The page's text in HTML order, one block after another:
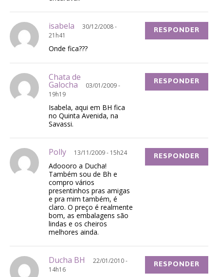
isabela
30/12/2008 -
21h41
Onde fica???
RESPONDER
Chata de
Galocha
03/01/2009 -
19h19
Isabela, aqui em BH fica
no Quinta Avenida, na
Savassi.
RESPONDER
Polly 13/11/2009 - 15h24
Adoooro a Ducha!
Também sou de Bh e
compro vários
presentinhos pras amigas
e pra mim também, é
claro. O preço é realmente
bom, as embalagens são
lindas e os cheiros
melhores ainda.
RESPONDER
Ducha BH
22/01/2010 -
14h16
RESPONDER